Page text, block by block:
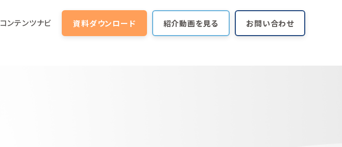
コンテンツナビ 資料ダウンロード 紹介動画を見る お問い合わせ